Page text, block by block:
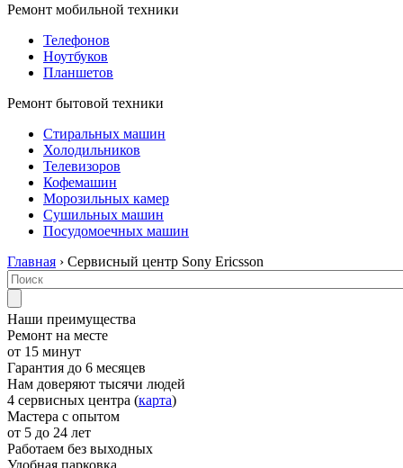
Ремонт мобильной техники
Телефонов
Ноутбуков
Планшетов
Ремонт бытовой техники
Стиральных машин
Холодильников
Телевизоров
Кофемашин
Морозильных камер
Сушильных машин
Посудомоечных машин
Главная › Сервисный центр Sony Ericsson
Наши преимущества
Ремонт на месте
от 15 минут
Гарантия до 6 месяцев
Нам доверяют тысячи людей
4 сервисных центра (карта)
Мастера с опытом
от 5 до 24 лет
Работаем без выходных
Удобная парковка